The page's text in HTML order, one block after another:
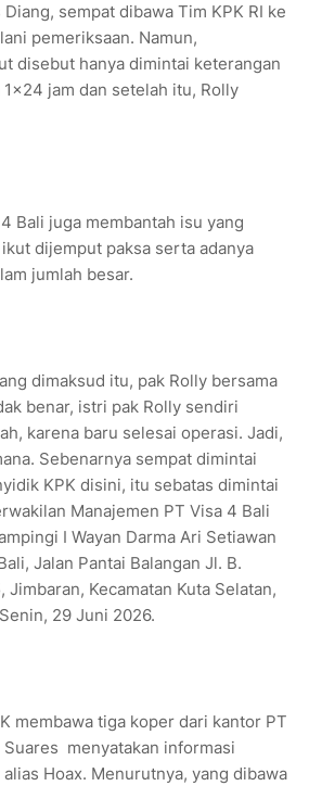
sempat dibawa Tim KPK RI ke
pemeriksaan. Namun,
disebut hanya dimintai keterangan
jam dan setelah itu, Rolly
Bali juga membantah isu yang
dijemput paksa serta adanya
jumlah besar.
dimaksud itu, pak Rolly bersama
benar, istri pak Rolly sendiri
karena baru selesai operasi. Jadi,
Sebenarnya sempat dimintai
KPK disini, itu sebatas dimintai
Manajemen PT Visa 4 Bali
I Wayan Darma Ari Setiawan
Jalan Pantai Balangan Jl. B.
Jimbaran, Kecamatan Kuta Selatan,
29 Juni 2026.
membawa tiga koper dari kantor PT
menyatakan informasi
Hoax. Menurutnya, yang dibawa